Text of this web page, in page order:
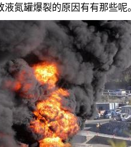
氮罐爆裂的原因有有那些呢。